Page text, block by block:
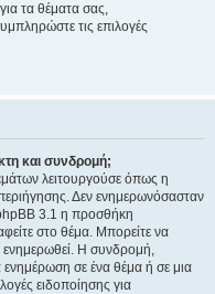
τα θέματα σας,
τις επιλογές
και συνδρομή;
λειτουργούσε όπως η
Δεν ενημερωνόσασταν
3.1 η προσθήκη
στο θέμα. Μπορείτε να
ενημερωθεί. Η συνδρομή,
σε ένα θέμα ή σε μια
ειδοποίησης για